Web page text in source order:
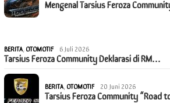
Mengenal Tarsius Feroza
BERITA,OTOMOTIF 6 Juli 2026
Tarsius Feroza Community Deklarasi di RM…
BERITA,OTOMOTIF 20 Juni 2026
Tarsius Feroza Community “Road